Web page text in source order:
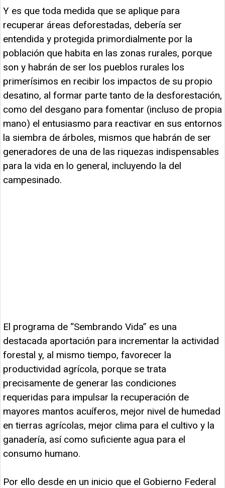
Y es que toda medida que se aplique para
recuperar áreas deforestadas, debería ser
entendida y protegida primordialmente por la
población que habita en las zonas rurales, porque
son y habrán de ser los pueblos rurales los
primerísimos en recibir los impactos de su propio
desatino, al formar parte tanto de la desforestación,
como del desgano para fomentar (incluso de propia
mano) el entusiasmo para reactivar en sus entornos
la siembra de árboles, mismos que habrán de ser
generadores de una de las riquezas indispensables
para la vida en lo general, incluyendo la del
campesinado.
El programa de “Sembrando Vida” es una
destacada aportación para incrementar la actividad
forestal y, al mismo tiempo, favorecer la
productividad agrícola, porque se trata
precisamente de generar las condiciones
requeridas para impulsar la recuperación de
mayores mantos acuíferos, mejor nivel de humedad
en tierras agrícolas, mejor clima para el cultivo y la
ganadería, así como suficiente agua para el
consumo humano.
Por ello desde en un inicio que el Gobierno Federal